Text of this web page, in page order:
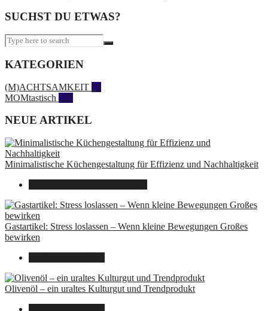
SUCHST DU ETWAS?
KATEGORIEN
(M)ACHTSAMKEIT 28
MOMtastisch 328
NEUE ARTIKEL
Minimalistische Küchengestaltung für Effizienz und Nachhaltigkeit
Gastartikel: Stress loslassen – Wenn kleine Bewegungen Großes
bewirken
Olivenöl – ein uraltes Kulturgut und Trendprodukt